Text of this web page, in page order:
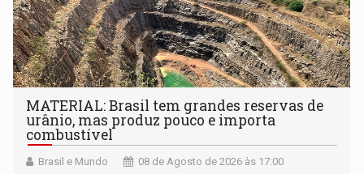
MATERIAL: Brasil tem grandes reservas de
urânio, mas produz pouco e importa
combustível
Brasil e Mundo 08 de Agosto de 2026 às 17:00